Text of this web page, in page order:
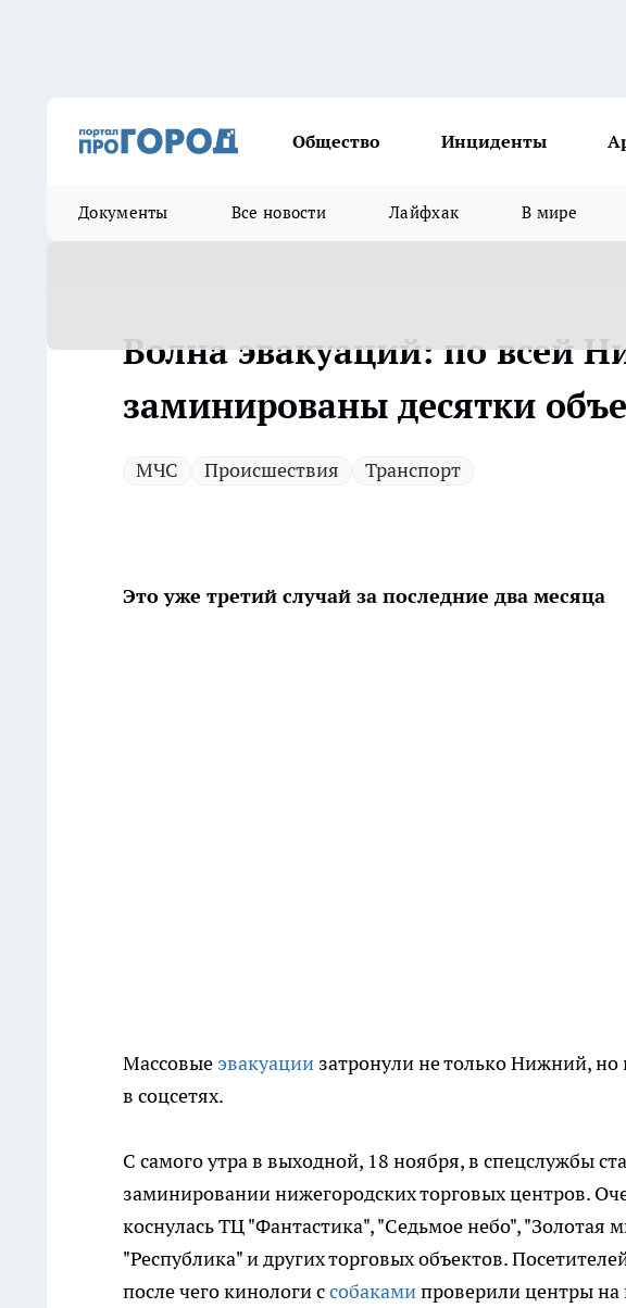
Общество Инциденты
Документы Все новости Лайфхак В мире
Волна эвакуаций: по всей
заминированы десятки
МЧС Происшествия Транспорт
Это уже третий случай за последние два месяца
Массовые эвакуации затронули не только Нижний,
в соцсетях.
С самого утра в выходной, 18 ноября, в спецслужбы
заминировании нижегородских торговых центров.
коснулась ТЦ "Фантастика", "Седьмое небо", "Золотая
"Республика" и других торговых объектов.
после чего кинологи ссобакамипроверили центры на